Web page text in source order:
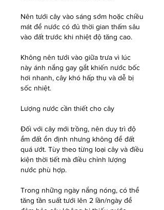
Nên tưới cây vào sáng sớm hoặc chiều
mát để nước có đủ thời gian thấm sâu
vào đất trước khi nhiệt độ tăng cao.
Không nên tưới vào giữa trưa vì lúc
này ánh nắng gay gắt khiến nước bốc
hơi nhanh, cây khó hấp thụ và dễ bị
sốc nhiệt.
Lượng nước cần thiết cho cây
Đối với cây mới trồng, nên duy trì độ
ẩm đất ổn định nhưng không để đất
quá ướt. Tùy theo từng loại cây và điều
kiện thời tiết mà điều chỉnh lượng
nước phù hợp.
Trong những ngày nắng nóng, có thể
tăng tần suất tưới lên 2 lần/ngày để